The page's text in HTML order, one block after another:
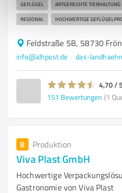
GEFLÜGEL ARTGERECHTE TIERHALTUNG
REGIONAL HOCHWERTIGE
Feldstraße 5B, 58730
info@alhpost.de das-
4,70 /
151 Bewertungen (1
8 Produktion
Viva Plast GmbH
Hochwertige
Gastronomie von Viva Plast